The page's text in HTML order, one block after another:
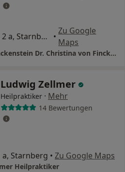
Wittelsbacherstr. 2 a, Starnberg •
Zu Google
Maps
Zahnarztpraxis Finckenstein Dr. Christina von Finckenstein
Ludwig Zellmer
Heilpraktiker · Mehr
14 Bewertungen
a, Starnberg • Zu Google Maps
Heilpraktiker